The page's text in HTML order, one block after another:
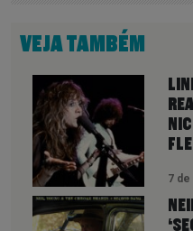
VEJA TAMBÉM
7